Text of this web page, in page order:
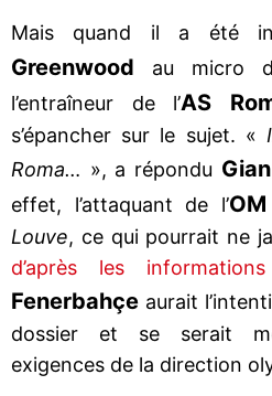
Mais quand il a été
Greenwood au micro
l’entraîneur de l’AS
s’épancher sur le sujet. «
Roma… », a répondu
effet, l’attaquant de l’OM
Louve, ce qui pourrait ne
d’après les
Fenerbahçe aurait
dossier et se serait
exigences de la direction